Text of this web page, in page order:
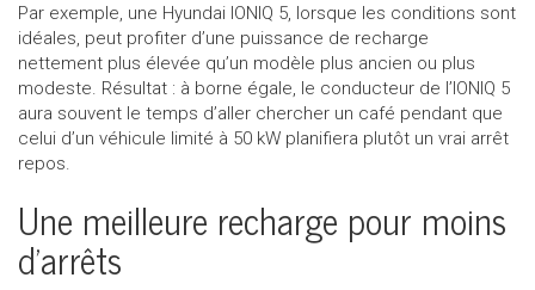
Par exemple, une Hyundai IONIQ 5, lorsque les conditions sont
idéales, peut profiter d’une puissance de recharge
nettement plus élevée qu’un modèle plus ancien ou plus
modeste. Résultat : à borne égale, le conducteur de l’IONIQ 5
aura souvent le temps d’aller chercher un café pendant que
celui d’un véhicule limité à 50 kW planifiera plutôt un vrai arrêt
repos.
Une meilleure recharge pour moins
d’arrêts